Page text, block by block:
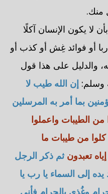
منك.
لا يكون الإنسان آكلًا
أو فوائد غِش أو كذب أو
والدليل على هذا قول
وسلم: إن الله طيب لا
بما أمر به المرسلين
من الطيبات واعملوا
كلوا من طيبات ما
تعبدون ثم ذكر الرجل
إلى السماء يا رب يا